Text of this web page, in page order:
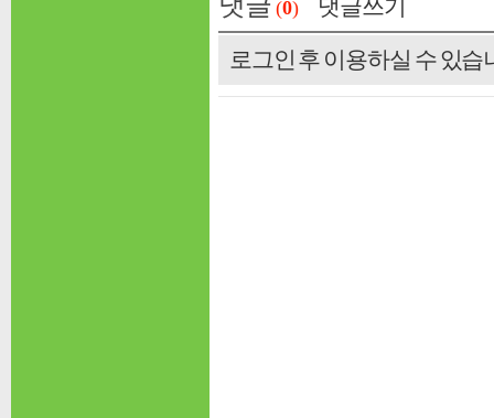
(0)
댓글쓰기
로그인 후 이용하실 수 있